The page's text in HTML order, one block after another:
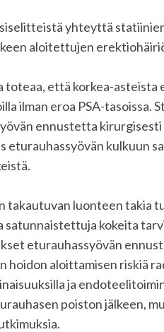
yhteyttä
aloitettujen
että korkea-asteista
ilman eroa PSA-tasoissa.
ennustetta
eturauhassyövän kulkuun
takautuvan luonteen takia
satunnaistettuja kokeita
eturauhassyövän
hoidon aloittamisen riskiä
ja
poiston jälkeen,